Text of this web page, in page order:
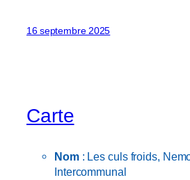
16 septembre 2025
Carte
Nom : Les culs froids,
Intercommunal